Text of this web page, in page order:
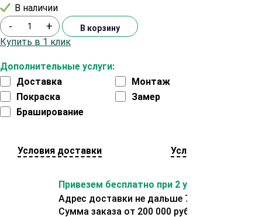
В наличии
Дополнительные услуги:
Доставка
Монтаж
Покраска
Замер
Браширование
- + В корзину
Купить в 1 клик
Условия доставки Условия оплаты
Привезем бесплатно при 2 условиях:
Адрес доставки не дальше 70 км от склада.
Сумма заказа от 200 000 рублей.